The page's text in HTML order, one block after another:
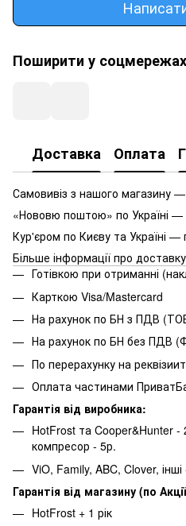
Поширити у соцмережах
Доставка Оплата
Самовивіз з нашого магазину
«Нововю поштою» по Україні
Кур'єром по Києву та Україні
Більше інформації про доставку
Готівкою при отриманні
Карткою Visa/Mastercard
На рахунок по БН з ПДВ
На рахунок по БН без ПДВ
По перерахунку на
Оплата частинами
Гарантія від виробника:
HotFrost та Cooper&Hunter -
компресор - 5р.
ViO, Family, ABC, Clover, інші
Гарантія від магазину (по
HotFrost + 1 рік